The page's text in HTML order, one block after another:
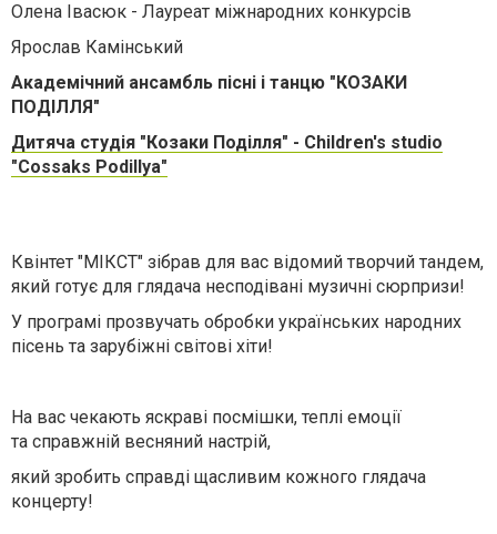
Олена Івасюк - Лауреат міжнародних конкурсів
Ярослав Камінський
Академічний ансамбль пісні і танцю "КОЗАКИ
ПОДІЛЛЯ"
Дитяча студія "Козаки Поділля" - Children's studio
"Cossaks Podillya"
Квінтет "МІКСТ" зібрав для вас відомий творчий тандем,
який готує для глядача несподівані музичні сюрпризи!
У програмі прозвучать обробки українських народних
пісень та зарубіжні світові хіти!
На вас чекають яскраві посмішки, теплі емоції
та справжній весняний настрій,
який зробить справді щасливим кожного глядача
концерту!